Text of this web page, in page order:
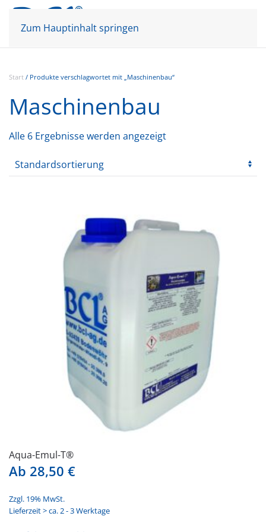
Zum Hauptinhalt springen
Start / Produkte verschlagwortet mit „Maschinenbau“
Maschinenbau
Alle 6 Ergebnisse werden angezeigt
Aqua-Emul-T®
Ab 28,50 €
Zzgl. 19% MwSt.
Lieferzeit > ca. 2 - 3 Werktage